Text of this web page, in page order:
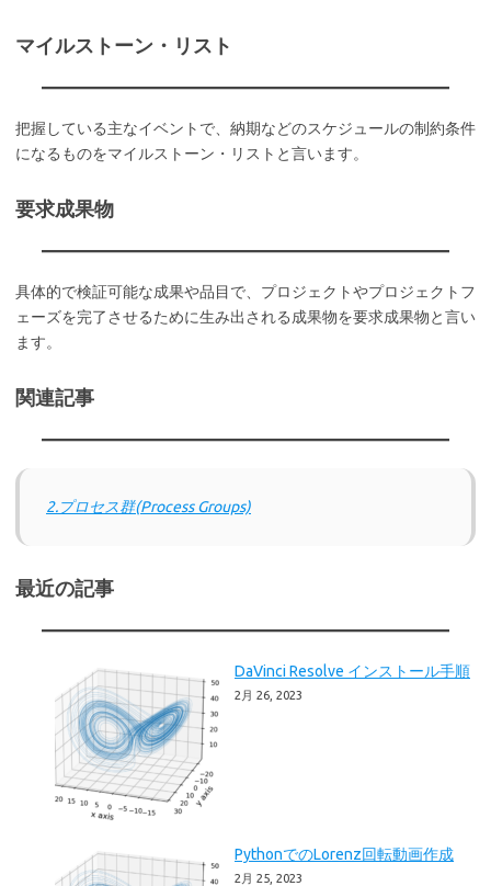
マイルストーン・リスト
把握している主なイベントで、納期などのスケジュールの制約条件
になるものをマイルストーン・リストと言います。
要求成果物
具体的で検証可能な成果や品目で、プロジェクトやプロジェクトフ
ェーズを完了させるために生み出される成果物を要求成果物と言い
ます。
関連記事
2.プロセス群(Process Groups)
最近の記事
DaVinci Resolve インストール手順
2月 26, 2023
PythonでのLorenz回転動画作成
2月 25, 2023